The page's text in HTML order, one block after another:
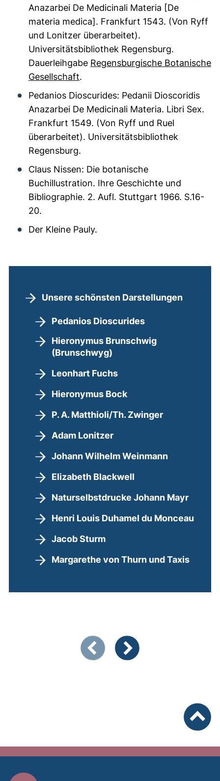
Anazarbei De Medicinali Materia [De
materia medica]. Frankfurt 1543. (Von Ryff
und Lonitzer überarbeitet).
Universitätsbibliothek Regensburg.
Dauerleihgabe Regensburgische Botanische
Gesellschaft.
Pedanios Dioscurides: Pedanii Dioscoridis
Anazarbei De Medicinali Materia. Libri Sex.
Frankfurt 1549. (Von Ryff und Ruel
überarbeitet). Universitätsbibliothek
Regensburg.
Claus Nissen: Die botanische
Buchillustration. Ihre Geschichte und
Bibliographie. 2. Aufl. Stuttgart 1966. S.16-
20.
Der Kleine Pauly.
Unsere schönsten Darstellungen
Pedanios Dioscurides
Hieronymus Brunschwig
(Brunschwyg)
Leonhart Fuchs
Hieronymus Bock
P. A. Matthioli/Th. Zwinger
Adam Lonitzer
Johann Wilhelm Weinmann
Elizabeth Blackwell
Naturselbstdrucke Johann Mayr
Henri Louis Duhamel du Monceau
Jacob Sturm
Margarethe von Thurn und Taxis
Zeigt Folie 1 von 2